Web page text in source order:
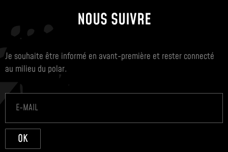
NOUS SUIVRE
Je souhaite être informé en avant-première et rester connecté
au milieu du polar.
OK